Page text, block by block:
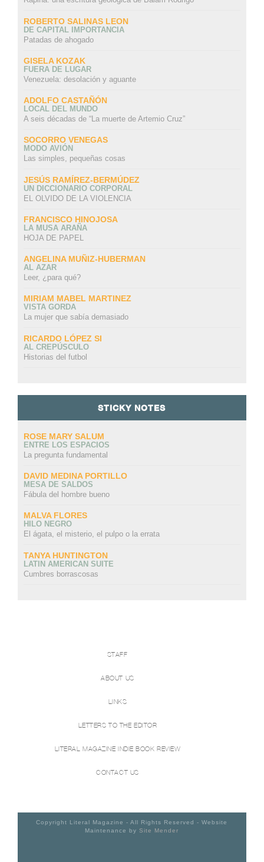
ROBERTO SALINAS LEON
DE CAPITAL IMPORTANCIA
Patadas de ahogado
GISELA KOZAK
FUERA DE LUGAR
Venezuela: desolación y aguante
ADOLFO CASTAÑÓN
LOCAL DEL MUNDO
A seis décadas de “La muerte de Artemio Cruz”
SOCORRO VENEGAS
MODO AVIÓN
Las simples, pequeñas cosas
JESÚS RAMÍREZ-BERMÚDEZ
UN DICCIONARIO CORPORAL
EL OLVIDO DE LA VIOLENCIA
FRANCISCO HINOJOSA
LA MUSA ARAÑA
HOJA DE PAPEL
ANGELINA MUÑIZ-HUBERMAN
AL AZAR
Leer, ¿para qué?
MIRIAM MABEL MARTINEZ
VISTA GORDA
La mujer que sabía demasiado
RICARDO LÓPEZ SI
AL CREPÚSCULO
Historias del futbol
STICKY NOTES
ROSE MARY SALUM
ENTRE LOS ESPACIOS
La pregunta fundamental
DAVID MEDINA PORTILLO
MESA DE SALDOS
Fábula del hombre bueno
MALVA FLORES
HILO NEGRO
El ágata, el misterio, el pulpo o la errata
TANYA HUNTINGTON
LATIN AMERICAN SUITE
Cumbres borrascosas
STAFF
ABOUT US
LINKS
LETTERS TO THE EDITOR
LITERAL MAGAZINE INDIE BOOK REVIEW
CONTACT US
Copyright Literal Magazine - All Rights Reserved - Website
Maintenance bySite Mender